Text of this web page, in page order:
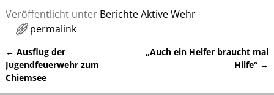
Veröffentlicht unter Berichte Aktive Wehr
permalink
Artikelnavigation
← Ausflug der
Jugendfeuerwehr zum
Chiemsee
„Auch ein Helfer braucht mal
Hilfe“ →